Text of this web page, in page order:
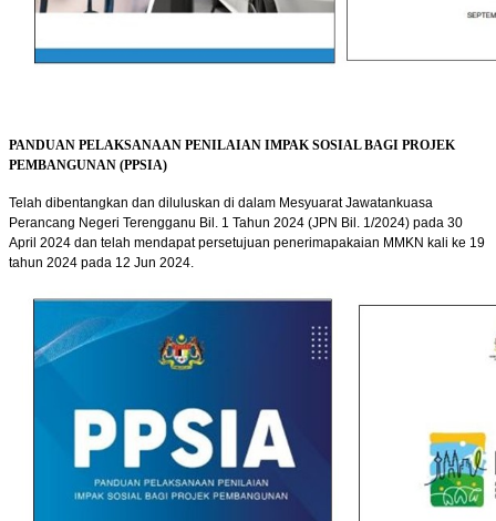
PANDUAN PELAKSANAAN PENILAIAN IMPAK SOSIAL BAGI PROJEK
PEMBANGUNAN (PPSIA)
Telah dibentangkan dan diluluskan di dalam Mesyuarat Jawatankuasa
Perancang Negeri Terengganu Bil. 1 Tahun 2024 (JPN Bil. 1/2024) pada 30
April 2024 dan telah mendapat persetujuan penerimapakaian MMKN kali ke 19
tahun 2024 pada 12 Jun 2024.